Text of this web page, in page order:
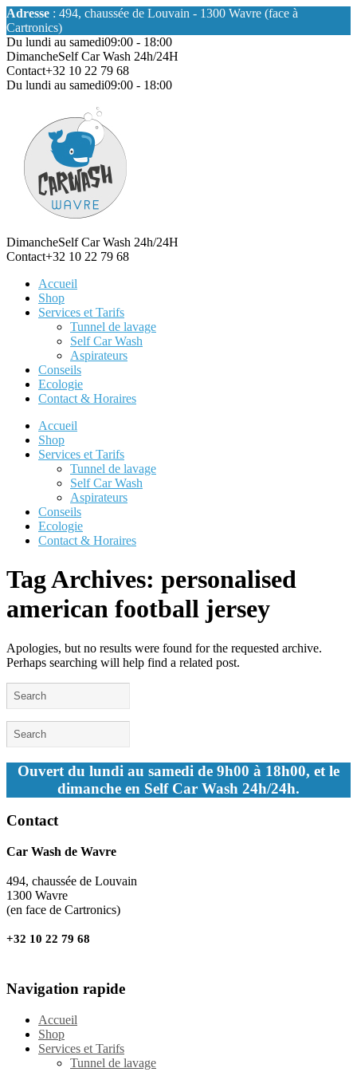
Adresse : 494, chaussée de Louvain - 1300 Wavre (face à
Cartronics)
Du lundi au samedi09:00 - 18:00
DimancheSelf Car Wash 24h/24H
Contact+32 10 22 79 68
Du lundi au samedi09:00 - 18:00
DimancheSelf Car Wash 24h/24H
Contact+32 10 22 79 68
Accueil
Shop
Services et Tarifs
Tunnel de lavage
Self Car Wash
Aspirateurs
Conseils
Ecologie
Contact & Horaires
Accueil
Shop
Services et Tarifs
Tunnel de lavage
Self Car Wash
Aspirateurs
Conseils
Ecologie
Contact & Horaires
Tag Archives: personalised
american football jersey
Apologies, but no results were found for the requested archive.
Perhaps searching will help find a related post.
Ouvert du lundi au samedi de 9h00 à 18h00, et le
dimanche en Self Car Wash 24h/24h.
Contact
Car Wash de Wavre
494, chaussée de Louvain
1300 Wavre
(en face de Cartronics)
+32 10 22 79 68
Navigation rapide
Accueil
Shop
Services et Tarifs
Tunnel de lavage